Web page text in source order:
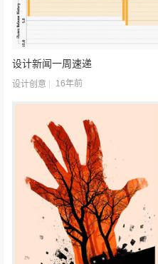
设计新闻一周速递
设计创意 16年前